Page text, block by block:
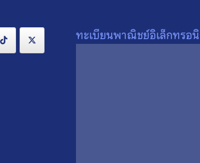
ทะเบียนพาณิชย์อิเล็กทรอ